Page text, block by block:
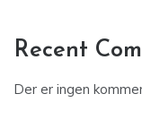
Recent
Der er ingen